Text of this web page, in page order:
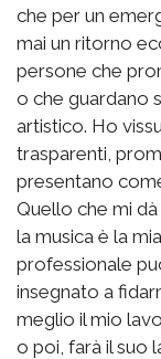
che per un
mai un ritorno
persone che
o che guardano
artistico. Ho
trasparenti,
presentano
Quello che mi
la musica è la
professionale
insegnato a
meglio il mio
o poi, farà il suo